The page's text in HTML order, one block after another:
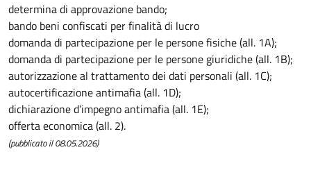
determina di approvazione bando;
bando beni confiscati per finalità di lucro
domanda di partecipazione per le persone fisiche (all. 1A);
domanda di partecipazione per le persone giuridiche (all. 1B);
autorizzazione al trattamento dei dati personali (all. 1C);
autocertificazione antimafia (all. 1D);
dichiarazione d’impegno antimafia (all. 1E);
offerta economica (all. 2).
(pubblicato il 08.05.2026)